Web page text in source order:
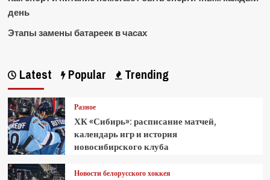
день
Этапы замены батареек в часах
Latest Popular Trending
Разное
ХК «Сибирь»: расписание матчей,
календарь игр и история
новосибирского клуба
Новости белорусского хоккея